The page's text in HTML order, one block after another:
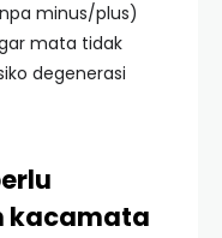
minus/plus)
mata tidak
degenerasi
kacamata